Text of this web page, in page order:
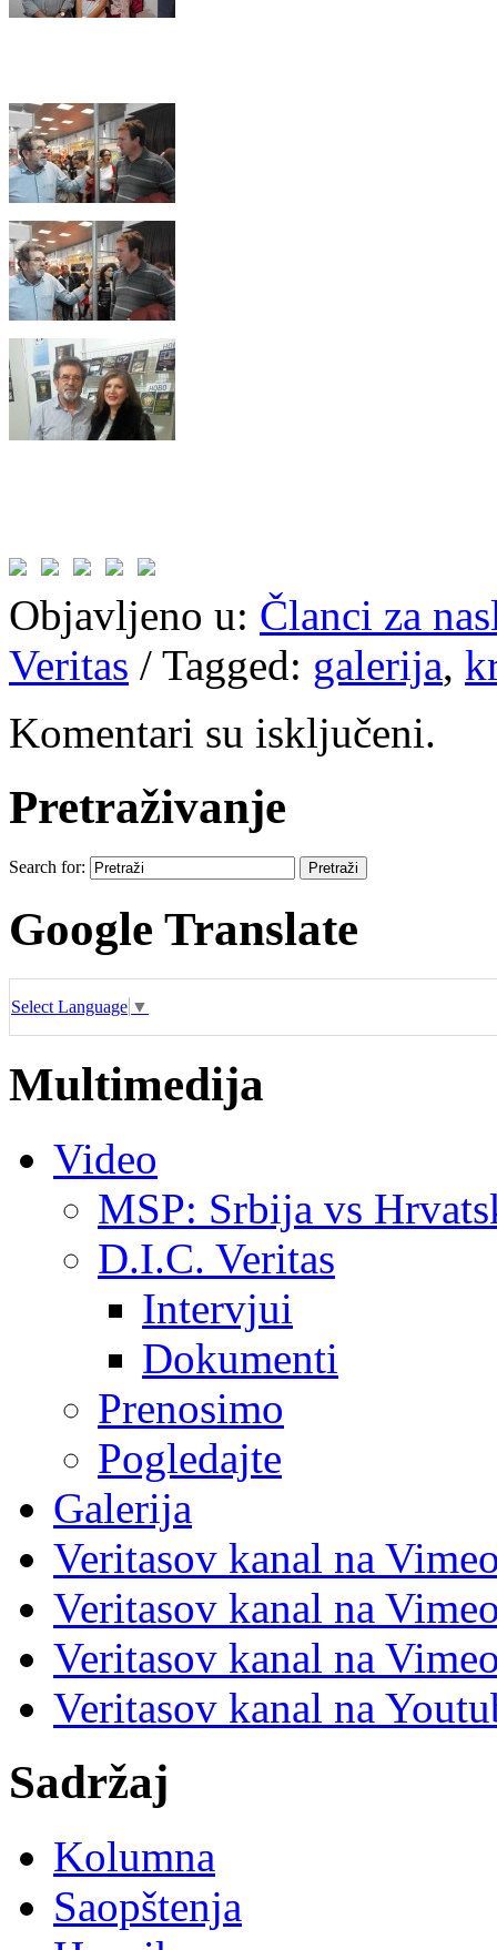
Objavljeno u: Članci za
Veritas / Tagged: galerija,
Komentari su isključeni.
Pretraživanje
Search for:
Google Translate
Select Language ▼
Multimedija
Video
MSP: Srbija vs
D.I.C. Veritas
Intervjui
Dokumenti
Prenosimo
Pogledajte
Galerija
Veritasov kanal na
Veritasov kanal na
Veritasov kanal na
Veritasov kanal na
Sadržaj
Kolumna
Saopštenja